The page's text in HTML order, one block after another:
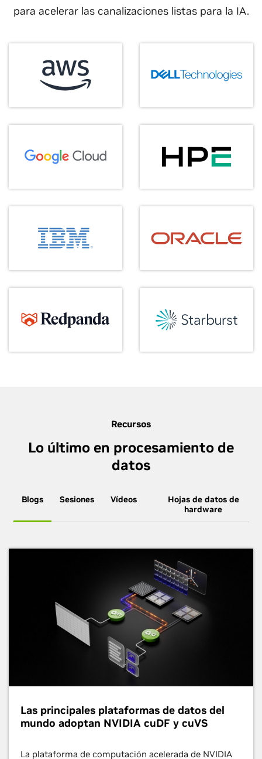
para acelerar las canalizaciones listas para la IA.
Recursos
Lo último en procesamiento de
datos
Blogs Sesiones Vídeos
Hojas de datos de
hardware
Las principales plataformas de datos del
mundo adoptan NVIDIA cuDF y cuVS
La plataforma de computación acelerada de NVIDIA